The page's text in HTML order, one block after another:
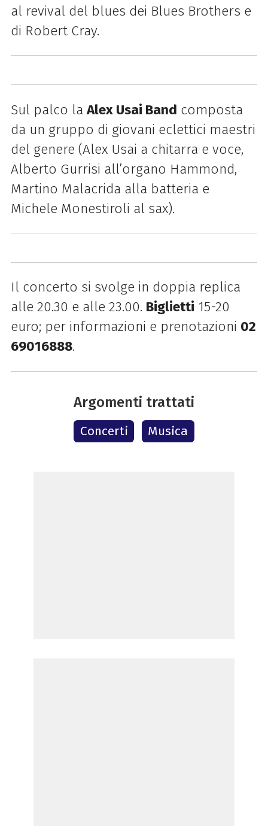
al revival del blues dei Blues Brothers e
di Robert Cray.
Sul palco laAlex Usai Band composta
da un gruppo di giovani eclettici maestri
del genere (Alex Usai a chitarra e voce,
Alberto Gurrisi all’organo Hammond,
Martino Malacrida alla batteria e
Michele Monestiroli al sax).
Il concerto si svolge in doppia replica
alle 20.30 e alle 23.00. Biglietti 15-20
euro; per informazioni e prenotazioni 02
69016888.
Argomenti trattati
Concerti Musica